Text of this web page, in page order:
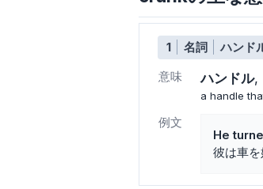
1 名詞
ハンド
意味
ハンドル
a handle
例文
He
彼は車を